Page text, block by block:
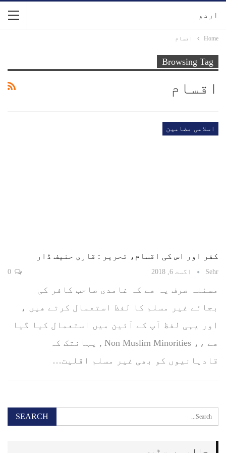
اردو
Home اقسام
Browsing Tag
اقسام
اسلامی مضامین
کفر اور اس کی اقسام، تحریر : قاری حنیف ڈار
Sehr اگست 6, 2018
مسئلہ صرف یہ ھے کہ غامدی صاحب کافر کی
بجائے غیر مسلم کا لفظ استعمال کرتے ھیں ،
اور یہی لفظ آپ کے آئین میں استعمال کیا گیا
ھے ،، Non Muslim Minorities , یہانتک کہ
قادیانیوں کو بھی غیر مسلم اقلیت…